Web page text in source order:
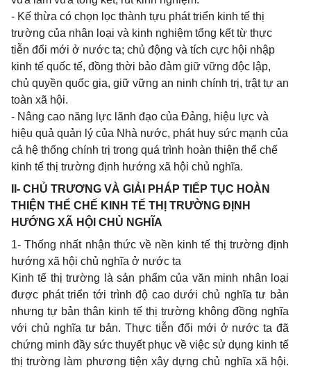
- Kế thừa có chọn lọc thành tựu phát triển kinh tế thị
trường của nhân loại và kinh nghiệm tổng kết từ thực
tiễn đổi mới ở nước ta; chủ động và tích cực hội nhập
kinh tế quốc tế, đồng thời bảo đảm giữ vững độc lập,
chủ quyền quốc gia, giữ vững an ninh chính trị, trật tự an
toàn xã hội.
- Nâng cao năng lực lãnh đạo của Ðảng, hiệu lực và
hiệu quả quản lý của Nhà nước, phát huy sức mạnh của
cả hệ thống chính trị trong quá trình hoàn thiện thể chế
kinh tế thị trường định hướng xã hội chủ nghĩa.
II- CHỦ TRƯƠNG VÀ GIẢI PHÁP TIẾP TỤC HOÀN
THIỆN THỂ CHẾ KINH TẾ THỊ TRƯỜNG ÐỊNH
HƯỚNG XÃ HỘI CHỦ NGHĨA
1- Thống nhất nhận thức về nền kinh tế thị trường định
hướng xã hội chủ nghĩa ở nước ta
Kinh tế thị trường là sản phẩm của văn minh nhân loại
được phát triển tới trình độ cao dưới chủ nghĩa tư bản
nhưng tự bản thân kinh tế thị trường không đồng nghĩa
với chủ nghĩa tư bản. Thực tiễn đổi mới ở nước ta đã
chứng minh đầy sức thuyết phục về việc sử dụng kinh tế
thị trường làm phương tiện xây dựng chủ nghĩa xã hội.